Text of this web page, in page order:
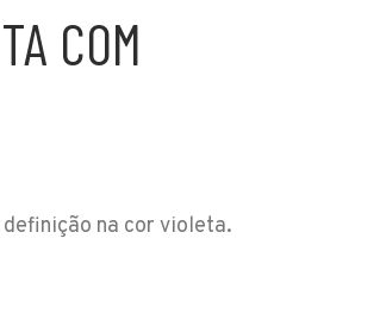
COM
na cor violeta.